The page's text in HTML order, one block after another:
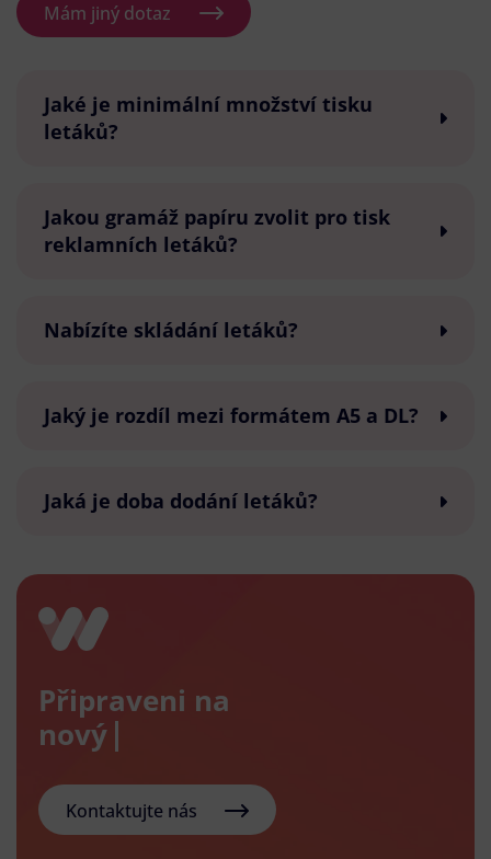
Mám jiný dotaz
Jaké je minimální množství tisku
letáků?
Jakou gramáž papíru zvolit pro tisk
reklamních letáků?
Nabízíte skládání letáků?
Jaký je rozdíl mezi formátem A5 a DL?
Jaká je doba dodání letáků?
Připraveni na
nový e-sho
Kontaktujte nás